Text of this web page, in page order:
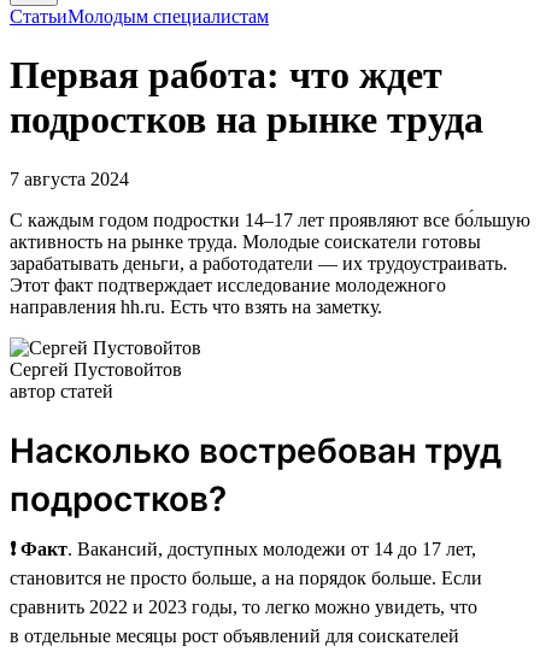
СтатьиМолодым специалистам
Первая работа: что ждет
подростков на рынке труда
7 августа 2024
С каждым годом подростки 14–17 лет проявляют все бо́льшую
активность на рынке труда. Молодые соискатели готовы
зарабатывать деньги, а работодатели — их трудоустраивать.
Этот факт подтверждает исследование молодежного
направления hh.ru. Есть что взять на заметку.
Сергей Пустовойтов
автор статей
Насколько востребован труд
подростков?
❗ Факт. Вакансий, доступных молодежи от 14 до 17 лет,
становится не просто больше, а на порядок больше. Если
сравнить 2022 и 2023 годы, то легко можно увидеть, что
в отдельные месяцы рост объявлений для соискателей